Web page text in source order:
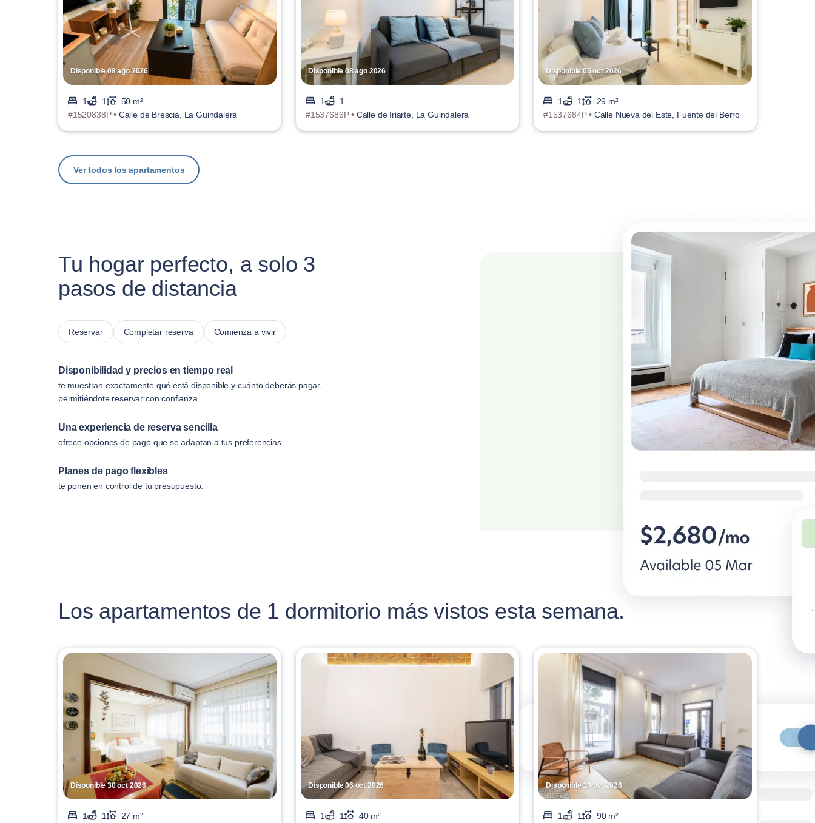
Disponible 08 ago 2026
1 1
50 m²
#1520838P • Calle de Brescia, La Guindalera
Disponible 08 ago 2026
1
1
#1537686P • Calle de Iriarte, La Guindalera
Disponible 05 oct 2026
1 1
29 m²
#1537684P • Calle Nueva del Este, Fuente del Berro
Ver todos los apartamentos
Tu hogar perfecto, a solo 3
pasos de distancia
Reservar Completar reserva Comienza a vivir
Disponibilidad y precios en tiempo real
te muestran exactamente qué está disponible y cuánto deberás pagar,
permitiéndote reservar con confianza.
Una experiencia de reserva sencilla
ofrece opciones de pago que se adaptan a tus preferencias.
Planes de pago flexibles
te ponen en control de tu presupuesto.
Los apartamentos de 1 dormitorio más vistos esta semana.
Disponible 30 oct 2026
1 1
27 m²
Disponible 06 oct 2026
1 1
40 m²
Disponible 19 oct 2026
1 1
90 m²